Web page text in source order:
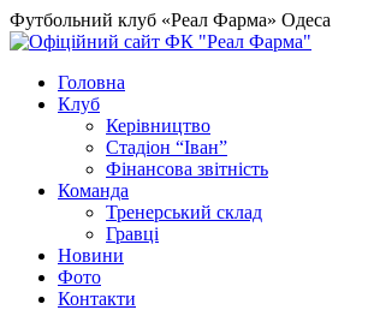
Футбольний клуб «Реал Фарма» Одеса
Головна
Клуб
Керівництво
Стадіон “Іван”
Фінансова звітність
Команда
Тренерський склад
Гравці
Новини
Фото
Контакти